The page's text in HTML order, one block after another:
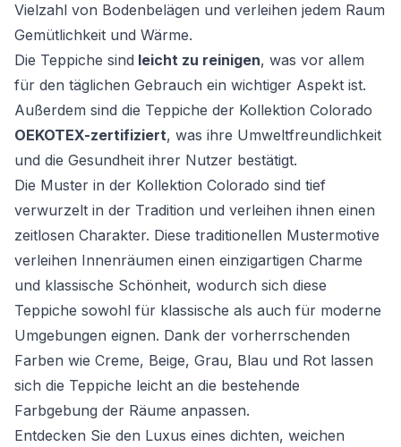
Vielzahl von Bodenbelägen und verleihen jedem Raum
Gemütlichkeit und Wärme.
Die Teppiche sind leicht zu reinigen, was vor allem
für den täglichen Gebrauch ein wichtiger Aspekt ist.
Außerdem sind die Teppiche der Kollektion Colorado
OEKOTEX-zertifiziert, was ihre Umweltfreundlichkeit
und die Gesundheit ihrer Nutzer bestätigt.
Die Muster in der Kollektion Colorado sind tief
verwurzelt in der Tradition und verleihen ihnen einen
zeitlosen Charakter. Diese traditionellen Mustermotive
verleihen Innenräumen einen einzigartigen Charme
und klassische Schönheit, wodurch sich diese
Teppiche sowohl für klassische als auch für moderne
Umgebungen eignen. Dank der vorherrschenden
Farben wie Creme, Beige, Grau, Blau und Rot lassen
sich die Teppiche leicht an die bestehende
Farbgebung der Räume anpassen.
Entdecken Sie den Luxus eines dichten, weichen